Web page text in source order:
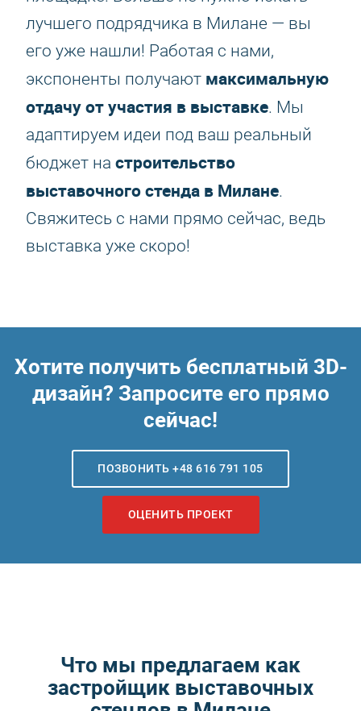
лучшего подрядчика в Милане — вы
его уже нашли! Работая с нами,
экспоненты получают максимальную
отдачу от участия в выставке. Мы
адаптируем идеи под ваш реальный
бюджет на строительство
выставочного стенда в Милане.
Свяжитесь с нами прямо сейчас, ведь
выставка уже скоро!
Хотите получить бесплатный 3D-
дизайн? Запросите его прямо
сейчас!
ПОЗВОНИТЬ +48 616 791 105
ОЦЕНИТЬ ПРОЕКТ
Что мы предлагаем как
застройщик выставочных